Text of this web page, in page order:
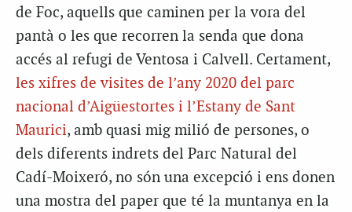
de Foc, aquells que caminen per la vora del
pantà o les que recorren la senda que dona
accés al refugi de Ventosa i Calvell. Certament,
les xifres de visites de l’any 2020 del parc
nacional d’Aigüestortes i l’Estany de Sant
Maurici, amb quasi mig milió de persones, o
dels diferents indrets del Parc Natural del
Cadí-Moixeró, no són una excepció i ens donen
una mostra del paper que té la muntanya en la